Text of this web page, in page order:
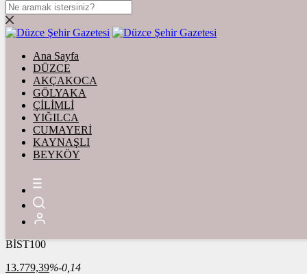
DOLAR
47,7436$% 0.18
EURO
55,2510€% 0.32
STERLİN
64,4811£% 0.38
GRAM ALTIN
4.341,35%2,39
BİST100
13.779,39%-0,14
Ana Sayfa
DÜZCE
AKÇAKOCA
GÖLYAKA
ÇİLİMLİ
YIĞILCA
CUMAYERİ
KAYNAŞLI
BEYKÖY